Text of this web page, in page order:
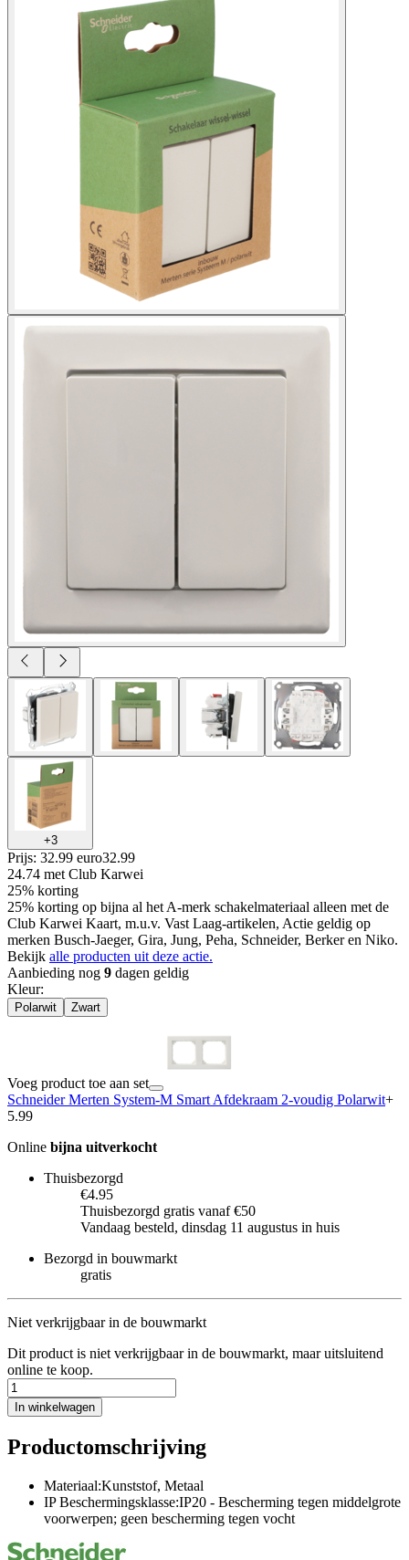
+3
Prijs: 32.99 euro32.99
24.74 met Club Karwei
25% korting
25% korting op bijna al het A-merk schakelmateriaal alleen met de
Club Karwei Kaart, m.u.v. Vast Laag-artikelen, Actie geldig op
merken Busch-Jaeger, Gira, Jung, Peha, Schneider, Berker en Niko.
Bekijk alle producten uit deze actie.
Aanbieding nog 9 dagen geldig
Kleur:
Polarwit Zwart
Voeg product toe aan set
Schneider Merten System-M Smart Afdekraam 2-voudig Polarwit+
5.99
Online bijna uitverkocht
Thuisbezorgd
€4.95
Thuisbezorgd gratis vanaf €50
Vandaag besteld, dinsdag 11 augustus in huis
Bezorgd in bouwmarkt
gratis
Niet verkrijgbaar in de bouwmarkt
Dit product is niet verkrijgbaar in de bouwmarkt, maar uitsluitend
online te koop.
In winkelwagen
Productomschrijving
Materiaal:Kunststof, Metaal
IP Beschermingsklasse:IP20 - Bescherming tegen middelgrote
voorwerpen; geen bescherming tegen vocht